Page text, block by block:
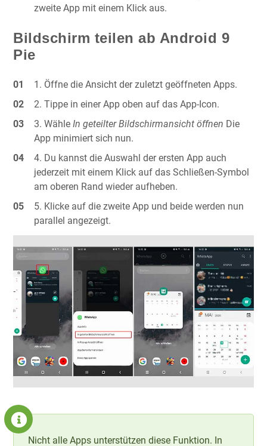
zweite App mit einem Klick aus.
Bildschirm teilen ab Android 9
Pie
Öffne die Ansicht der zuletzt geöffneten Apps.
Tippe in einer App oben auf das App-Icon.
WähleIn geteilter Bildschirmansicht öffnen Die
App minimiert sich nun.
Du kannst die Auswahl der ersten App auch
jederzeit mit einem Klick auf das Schließen-Symbol
am oberen Rand wieder aufheben.
Klicke auf die zweite App und beide werden nun
parallel angezeigt.
Nicht alle Apps unterstützen diese Funktion. In